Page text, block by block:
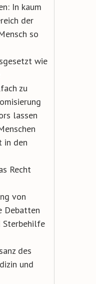
In kaum
der
so
wie
zu
lassen
in den
Recht
von
Debatten
Sterbehilfe
des
und